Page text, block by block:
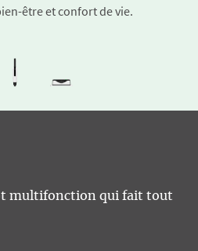
être et confort de vie.
multifonction qui fait tout